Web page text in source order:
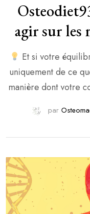
agir sur les
Et si votre
uniquement de ce
manière dont votre
soudaine de
par